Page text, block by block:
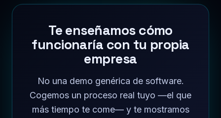
Te enseñamos cómo
funcionaría con tu propia
empresa
No una demo genérica de software.
Cogemos un proceso real tuyo —el que
más tiempo te come— y te mostramos